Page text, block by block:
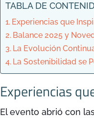
TABLA DE
Experiencias que
Balance 2025 y
La Evolución
La Sostenibilidad se
Experiencias
El evento abrió con